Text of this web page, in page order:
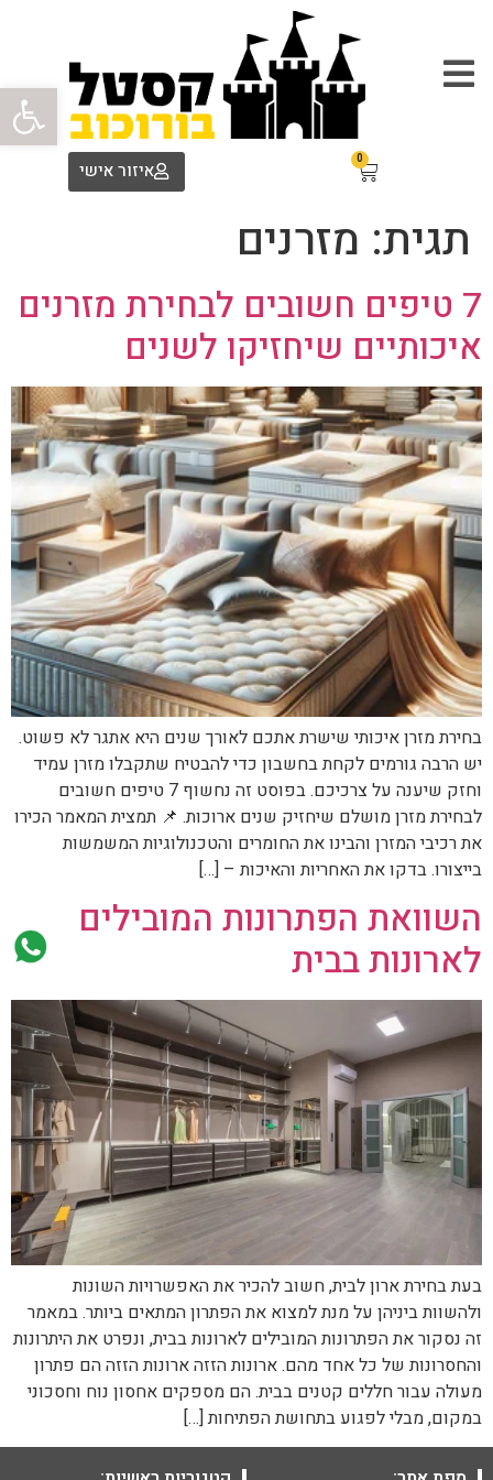
פתח
0
איזור אישי
תגית: מזרנים
7 טיפים חשובים לבחירת מזרנים
איכותיים שיחזיקו לשנים
בחירת מזרן איכותי שישרת אתכם לאורך שנים היא אתגר לא פשוט.
יש הרבה גורמים לקחת בחשבון כדי להבטיח שתקבלו מזרן עמיד
וחזק שיענה על צרכיכם. בפוסט זה נחשוף 7 טיפים חשובים
לבחירת מזרן מושלם שיחזיק שנים ארוכות. 📌 תמצית המאמר הכירו
את רכיבי המזרן והבינו את החומרים והטכנולוגיות המשמשות
בייצורו. בדקו את האחריות והאיכות – […]
השוואת הפתרונות המובילים
לארונות בבית
בעת בחירת ארון לבית, חשוב להכיר את האפשרויות השונות
ולהשוות ביניהן על מנת למצוא את הפתרון המתאים ביותר. במאמר
זה נסקור את הפתרונות המובילים לארונות בבית, ונפרט את היתרונות
והחסרונות של כל אחד מהם. ארונות הזזה ארונות הזזה הם פתרון
מעולה עבור חללים קטנים בבית. הם מספקים אחסון נוח וחסכוני
במקום, מבלי לפגוע בתחושת הפתיחות […]